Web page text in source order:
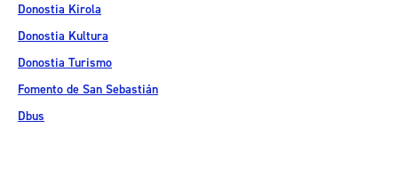
Donostia Kirola
Donostia Kultura
Donostia Turismo
Fomento de San Sebastián
Dbus